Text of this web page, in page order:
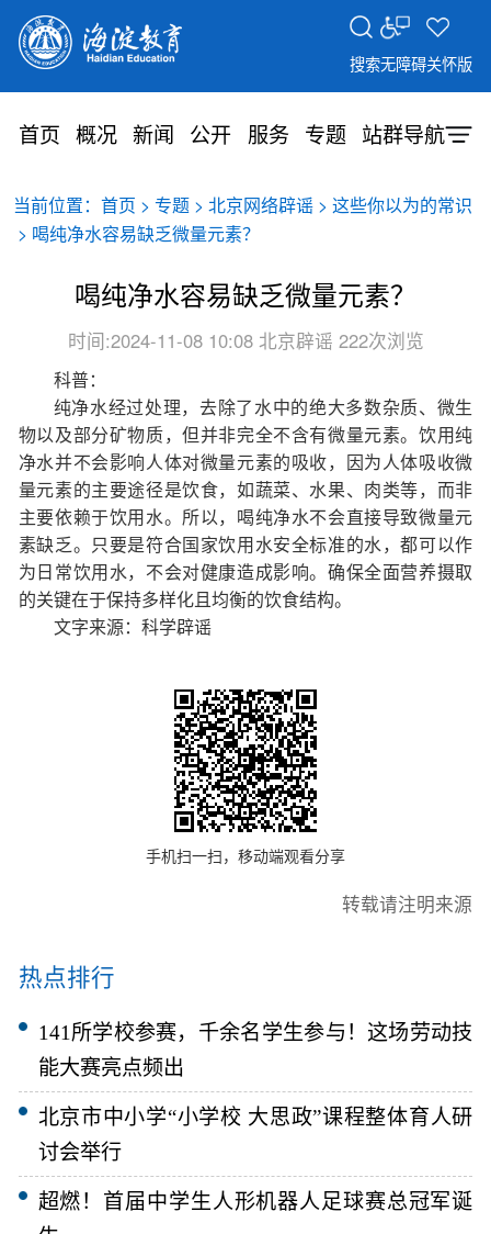
搜索无障碍关怀版
首页 概况 新闻 公开 服务 专题 站群导航
当前位置： 首页 > 专题> 北京网络辟谣> 这些你以为的常识
> 喝纯净水容易缺乏微量元素？
喝纯净水容易缺乏微量元素？
时间:2024-11-08 10:08 北京辟谣 222次浏览
科普：
纯净水经过处理，去除了水中的绝大多数杂质、微生
物以及部分矿物质，但并非完全不含有微量元素。饮用纯
净水并不会影响人体对微量元素的吸收，因为人体吸收微
量元素的主要途径是饮食，如蔬菜、水果、肉类等，而非
主要依赖于饮用水。所以，喝纯净水不会直接导致微量元
素缺乏。只要是符合国家饮用水安全标准的水，都可以作
为日常饮用水，不会对健康造成影响。确保全面营养摄取
的关键在于保持多样化且均衡的饮食结构。
文字来源：科学辟谣
手机扫一扫，移动端观看分享
转载请注明来源
热点排行
141所学校参赛，千余名学生参与！这场劳动技
能大赛亮点频出
北京市中小学“小学校 大思政”课程整体育人研
讨会举行
超燃！首届中学生人形机器人足球赛总冠军诞